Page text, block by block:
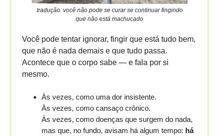
tradução: você não pode se curar se continuar fingindo
que não está machucado
Você pode tentar ignorar, fingir que está tudo bem,
que não é nada demais e que tudo passa.
Acontece que o corpo sabe — e fala por si
mesmo.
Às vezes, como uma dor insistente.
Às vezes, como cansaço crônico.
Às vezes, como doenças que surgem do nada,
mas que, no fundo, avisam há algum tempo: há